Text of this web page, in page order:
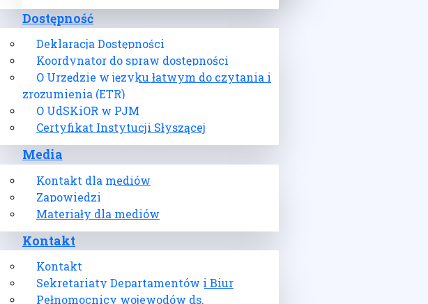
Dostępność
Deklaracja Dostępności
Koordynator do spraw dostępności
O Urzędzie w języku łatwym do czytania i
zrozumienia (ETR)
O UdSKiOR w PJM
Certyfikat Instytucji Słyszącej
Media
Kontakt dla mediów
Zapowiedzi
Materiały dla mediów
Kontakt
Kontakt
Sekretariaty Departamentów i Biur
Pełnomocnicy wojewodów ds.